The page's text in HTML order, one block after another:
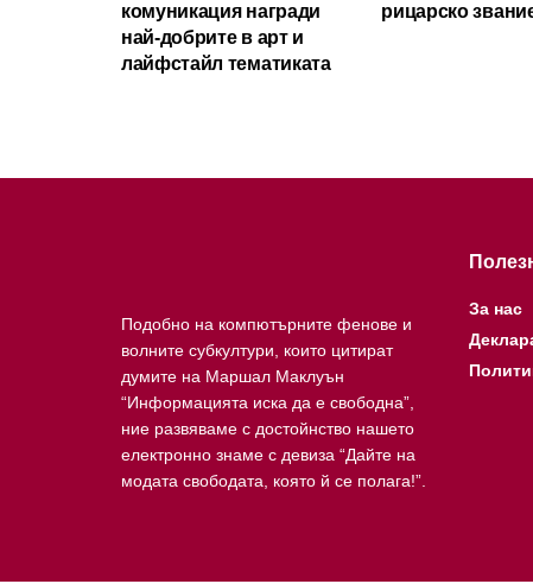
комуникация награди
най-добрите в арт и
лайфстайл тематиката
рицарско
Подобно на компютърните фенове и
волните субкултури, които цитират
думите на Маршал Маклуън
“Информацията иска да е свободна”,
ние развяваме с достойнство нашето
електронно знаме с девиза “Дайте на
модата свободата, която й се полага!”.
За нас